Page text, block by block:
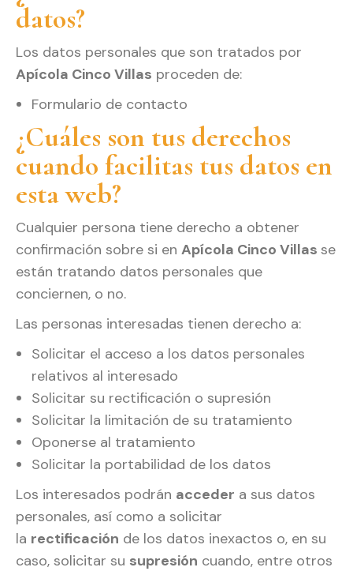
datos?
Los datos personales que son tratados por
Apícola Cinco Villas proceden de:
Formulario de contacto
¿Cuáles son tus derechos
cuando facilitas tus datos en
esta web?
Cualquier persona tiene derecho a obtener
confirmación sobre si en Apícola Cinco Villas se
están tratando datos personales que
conciernen, o no.
Las personas interesadas tienen derecho a:
Solicitar el acceso a los datos personales
relativos al interesado
Solicitar su rectificación o supresión
Solicitar la limitación de su tratamiento
Oponerse al tratamiento
Solicitar la portabilidad de los datos
Los interesados podrán acceder a sus datos
personales, así como a solicitar
la rectificación de los datos inexactos o, en su
caso, solicitar su supresión cuando, entre otros